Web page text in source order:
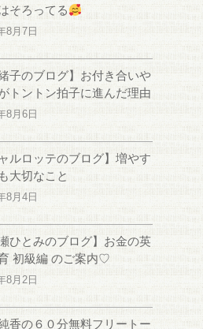
そろってる
8月7日
緒子のブログ】お付き合いや
トントン拍子に進んだ理由
8月6日
ャルロッテのブログ】増やす
大切なこと
8月4日
瀬ひとみのブログ】お金の英
初級編 のご案内♡
8月2日
香の６０分無料フリートー